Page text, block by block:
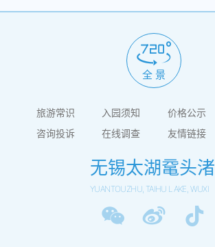
全 景
旅游常识 入园须知 价格公示
咨询投诉
在线调查 友情链接
无锡太湖鼋头渚
YUANTOUZHU, TAIHU LAKE, WUXI